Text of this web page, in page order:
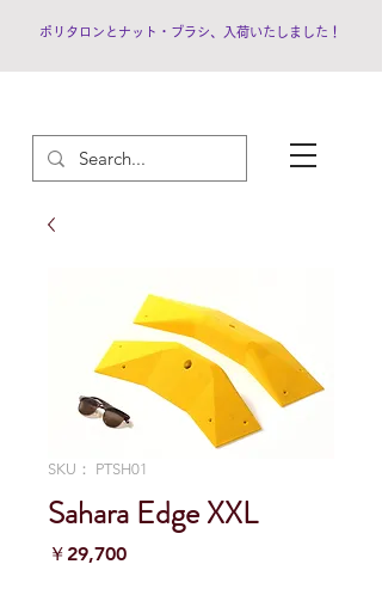
ポリタロンとナット・ブラシ、入荷いたしました！
SKU： PTSH01
Sahara Edge XXL
￥29,700価